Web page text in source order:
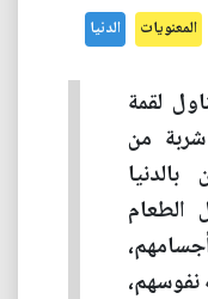
المعنويات الدنيا
لقمة
من
الطعام
نفوسهم،